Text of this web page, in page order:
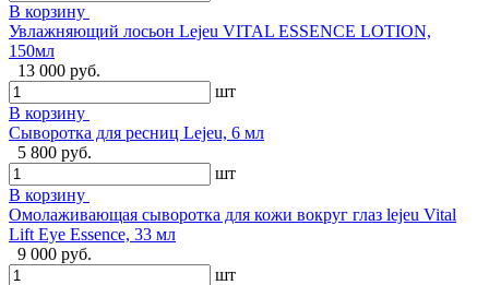
В корзину
Увлажняющий лосьон Lejeu VITAL ESSENCE LOTION,
150мл
13 000 руб.
шт
В корзину
Сыворотка для ресниц Lejeu, 6 мл
5 800 руб.
шт
В корзину
Омолаживающая сыворотка для кожи вокруг глаз lejeu Vital
Lift Eye Essence, 33 мл
9 000 руб.
шт